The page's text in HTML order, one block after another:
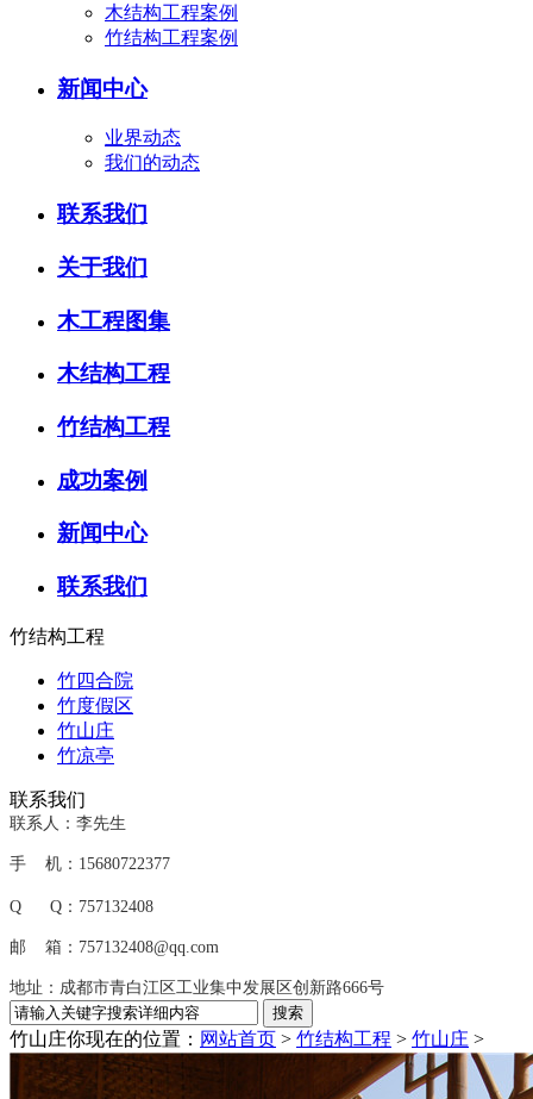
木结构工程案例
竹结构工程案例
新闻中心
业界动态
我们的动态
联系我们
关于我们
木工程图集
木结构工程
竹结构工程
成功案例
新闻中心
联系我们
竹结构工程
竹四合院
竹度假区
竹山庄
竹凉亭
联系我们
联系人：李先生
手 机：15680722377
Q Q：757132408
邮 箱：757132408@qq.com
地址：成都市青白江区工业集中发展区创新路666号
竹山庄你现在的位置： 网站首页 > 竹结构工程 > 竹山庄 >